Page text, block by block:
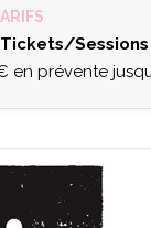
Sessions
prévente